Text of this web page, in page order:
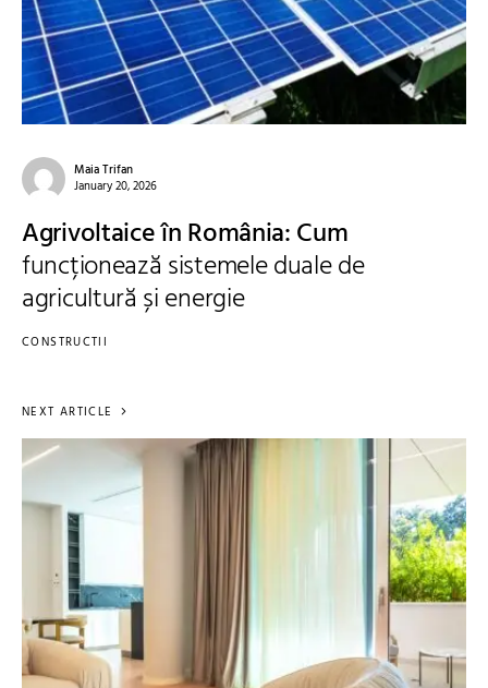
Maia Trifan
January 20, 2026
Agrivoltaice în România: Cum
funcționează sistemele duale de
agricultură și energie
CONSTRUCTII
NEXT ARTICLE